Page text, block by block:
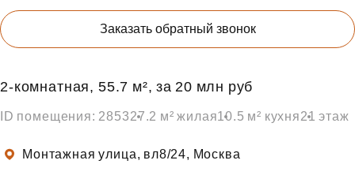
Заказать обратный звонок
2‑комнатная, 55.7 м², за 20 млн руб
ID помещения: 285327.2 м² жилая10.5 м² кухня21 этаж
Монтажная улица, вл8/24, Москва